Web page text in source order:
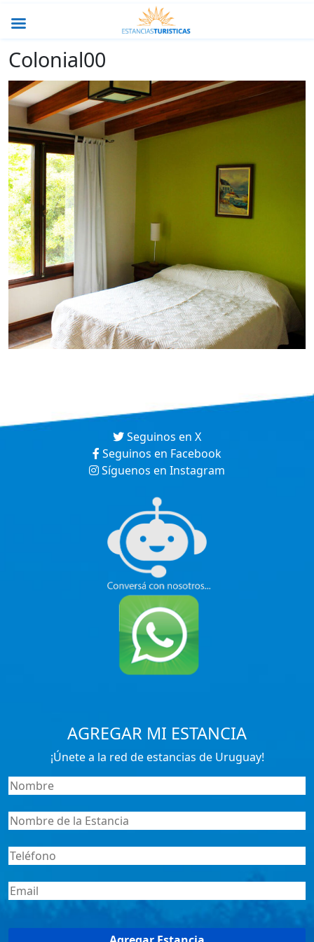
Colonial00
Seguinos en X
Seguinos en Facebook
Síguenos en Instagram
AGREGAR MI ESTANCIA
¡Únete a la red de estancias de Uruguay!